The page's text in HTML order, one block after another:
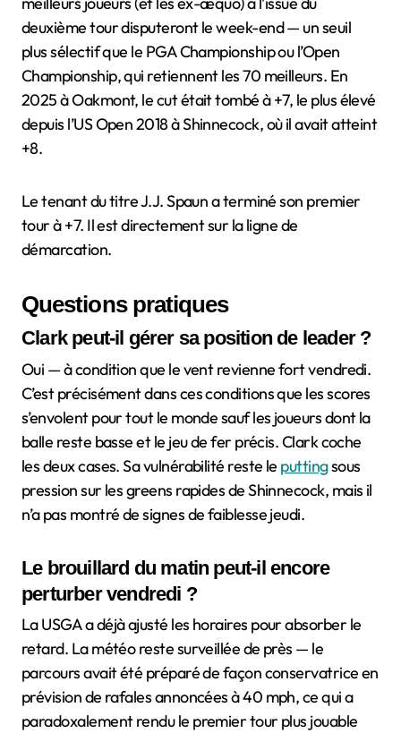
deuxième tour disputeront le week-end — un seuil
plus sélectif que le PGA Championship ou l’Open
Championship, qui retiennent les 70 meilleurs. En
2025 à Oakmont, le cut était tombé à +7, le plus élevé
depuis l’US Open 2018 à Shinnecock, où il avait atteint
+8.
Le tenant du titre J.J. Spaun a terminé son premier
tour à +7. Il est directement sur la ligne de
démarcation.
Questions pratiques
Clark peut-il gérer sa position de leader ?
Oui — à condition que le vent revienne fort vendredi.
C’est précisément dans ces conditions que les scores
s’envolent pour tout le monde sauf les joueurs dont la
balle reste basse et le jeu de fer précis. Clark coche
les deux cases. Sa vulnérabilité reste le puttingsous
pression sur les greens rapides de Shinnecock, mais il
n’a pas montré de signes de faiblesse jeudi.
Le brouillard du matin peut-il encore
perturber vendredi ?
La USGA a déjà ajusté les horaires pour absorber le
retard. La météo reste surveillée de près — le
parcours avait été préparé de façon conservatrice en
prévision de rafales annoncées à 40 mph, ce qui a
paradoxalement rendu le premier tour plus jouable